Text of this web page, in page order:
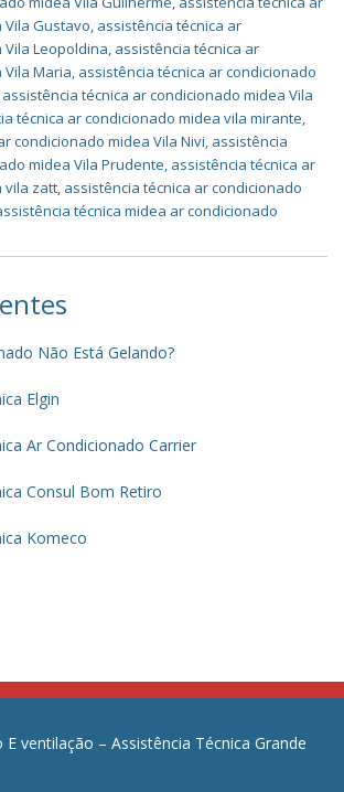
Gustavo, assistência técnica ar
Leopoldina, assistência técnica ar
Maria, assistência técnica ar condicionado
assistência técnica ar condicionado midea Vila
técnica ar condicionado midea vila mirante,
condicionado midea Vila Nivi, assistência
midea Vila Prudente, assistência técnica ar
vila zatt, assistência técnica ar condicionado
técnica midea ar condicionado
Não Está Gelando?
Elgin
Ar Condicionado Carrier
Consul Bom Retiro
Komeco
E ventilação – Assistência Técnica Grande